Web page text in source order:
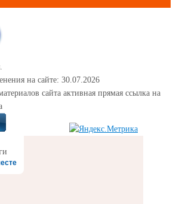
на сайте: 30.07.2026
сайта активная прямая ссылка на